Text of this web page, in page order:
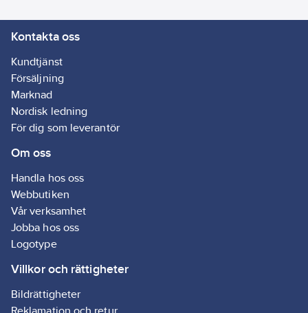
Kontakta oss
Kundtjänst
Försäljning
Marknad
Nordisk ledning
För dig som leverantör
Om oss
Handla hos oss
Webbutiken
Vår verksamhet
Jobba hos oss
Logotype
Villkor och rättigheter
Bildrättigheter